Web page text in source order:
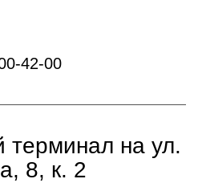
42-00
терминал на ул.
8, к. 2